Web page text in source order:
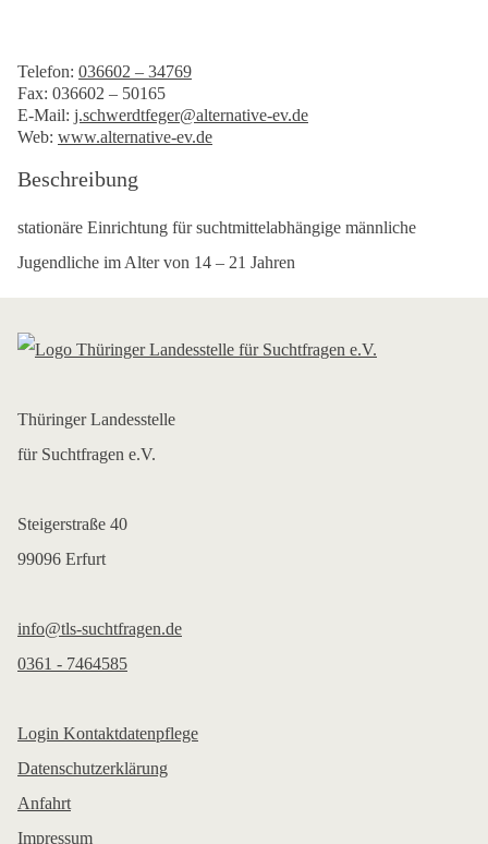
Telefon: 036602 – 34769
Fax: 036602 – 50165
E-Mail: j.schwerdtfeger@alternative-ev.de
Web: www.alternative-ev.de
Beschreibung
stationäre Einrichtung für suchtmittelabhängige männliche
Jugendliche im Alter von 14 – 21 Jahren
Thüringer Landesstelle
für Suchtfragen e.V.
Steigerstraße 40
99096 Erfurt
info@tls-suchtfragen.de
0361 - 7464585
Login Kontaktdatenpflege
Datenschutzerklärung
Anfahrt
Impressum